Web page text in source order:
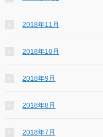
2018年11月
2018年10月
2018年9月
2018年8月
2018年7月